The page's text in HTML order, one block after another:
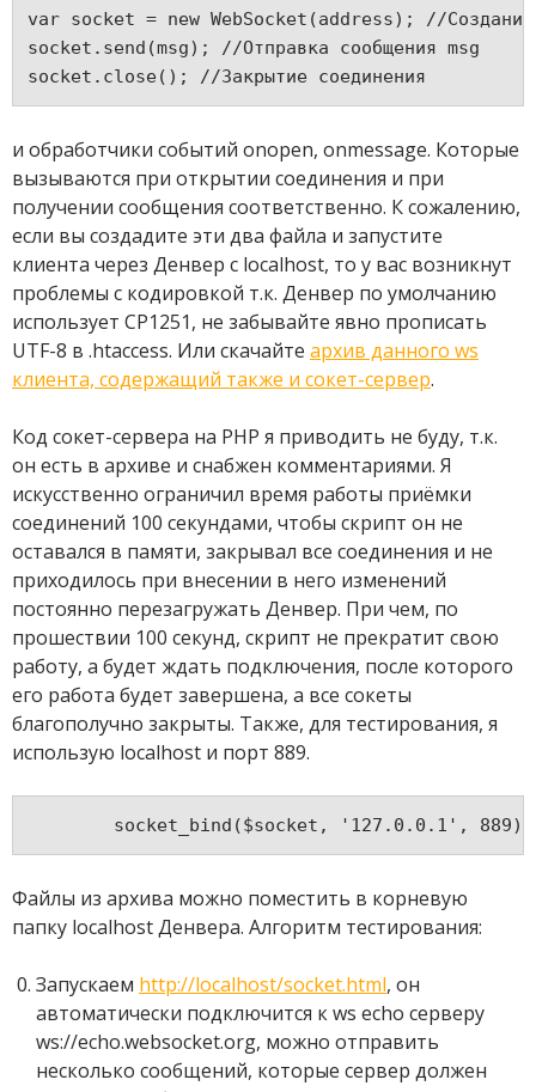
var socket = new WebSocket(address); //
socket.send(msg); //Отправка сообщения msg
и обработчики событий onopen, onmessage. Которые
вызываются при открытии соединения и при
получении сообщения соответственно. К сожалению,
если вы создадите эти два файла и запустите
клиента через Денвер с localhost, то у вас возникнут
проблемы с кодировкой т.к. Денвер по умолчанию
использует CP1251, не забывайте явно прописать
UTF-8 в .htaccess. Или скачайте архив данного ws
клиента, содержащий также и сокет-сервер.
Код сокет-сервера на PHP я приводить не буду, т.к.
он есть в архиве и снабжен комментариями. Я
искусственно ограничил время работы приёмки
соединений 100 секундами, чтобы скрипт он не
оставался в памяти, закрывал все соединения и не
приходилось при внесении в него изменений
постоянно перезагружать Денвер. При чем, по
прошествии 100 секунд, скрипт не прекратит свою
работу, а будет ждать подключения, после которого
его работа будет завершена, а все сокеты
благополучно закрыты. Также, для тестирования, я
использую localhost и порт 889.
Файлы из архива можно поместить в корневую
папку localhost Денвера. Алгоритм тестирования:
Запускаем http://localhost/socket.html, он
автоматически подключится к ws echo серверу
ws://echo.websocket.org, можно отправить
несколько сообщений, которые сервер должен